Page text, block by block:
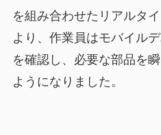
を組み合わせたリアルタ
より、作業員はモバイル
を確認し、必要な部品を
ようになりました。